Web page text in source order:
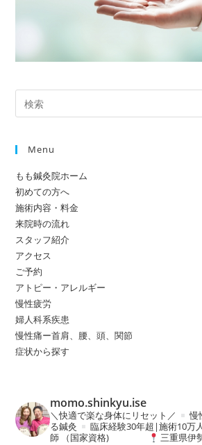
Menu
もも鍼灸院ホーム
初めての方へ
施術内容・料金
来院時の流れ
スタッフ紹介
アクセス
ご予約
アトピー・アレルギー
慢性疲労
婦人科系疾患
慢性痛ー首肩、腰、頭、関節
症状から探す
momo.shinkyu.ise
＼快適で楽な身体にリセット／
慢
る鍼灸
臨床経験30年超|施術10万
師 （国家資格)
三重県伊